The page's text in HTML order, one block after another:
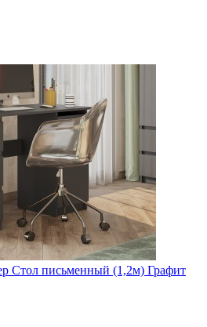
Стол письменный (1,2м) Графит